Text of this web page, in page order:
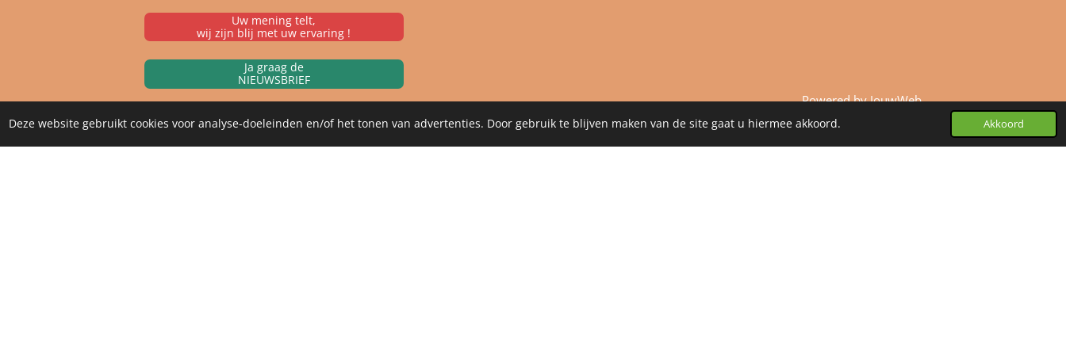
Deze website gebruikt cookies voor analyse-doeleinden en/of het tonen van advertenties. Door gebruik te blijven maken van de site gaat u hiermee akkoord. Akkoord
Uw mening telt,
wij zijn blij met uw ervaring !
Ja graag de
NIEUWSBRIEF
Powered byJouwWeb